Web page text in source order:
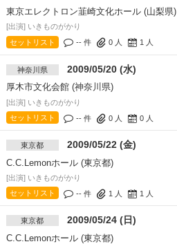
東京エレクトロン韮崎文化ホール (山梨県)
[出演] いきものがかり
セットリスト
-- 件 0人 1 人
神奈川県 2009/05/20 (水)
厚木市文化会館 (神奈川県)
[出演] いきものがかり
セットリスト
-- 件 0人 0人
東京都 2009/05/22 (金)
C.C.Lemonホール (東京都)
[出演] いきものがかり
セットリスト
-- 件 1 人 1 人
東京都 2009/05/24 (日)
C.C.Lemonホール (東京都)